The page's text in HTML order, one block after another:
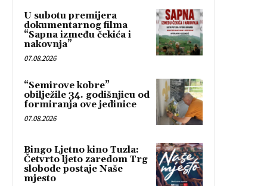
U subotu premijera
dokumentarnog filma
“Sapna između čekića i
nakovnja”
07.08.2026
“Semirove kobre”
obilježile 34. godišnjicu od
formiranja ove jedinice
07.08.2026
Bingo Ljetno kino Tuzla:
Četvrto ljeto zaredom Trg
slobode postaje Naše
mjesto